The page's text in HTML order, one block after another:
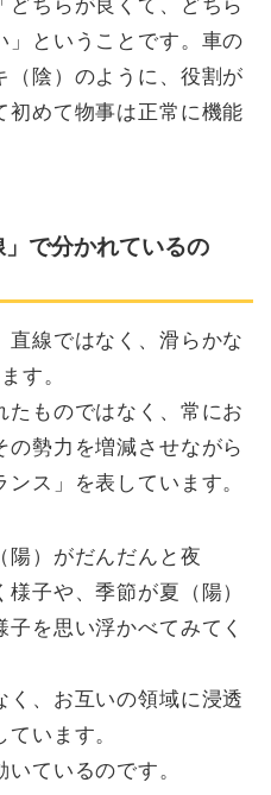
」ということです。車の
（陰）のように、役割が
めて物事は正常に機能
で分かれているの
線ではなく、滑らかな
す。
たものではなく、常にお
勢力を増減させながら
ス」を表しています。
陽）がだんだんと夜
様子や、季節が夏（陽）
を思い浮かべてみてく
、お互いの領域に浸透
います。
ているのです。